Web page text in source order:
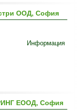
ООД, София
Информация
ЕООД, София